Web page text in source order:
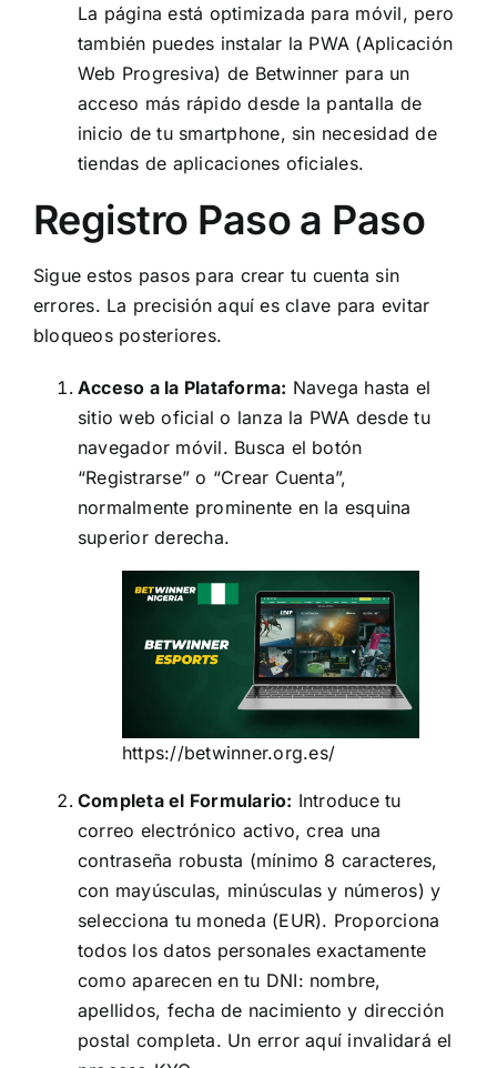
La página está optimizada para móvil, pero
también puedes instalar la PWA (Aplicación
Web Progresiva) de Betwinner para un
acceso más rápido desde la pantalla de
inicio de tu smartphone, sin necesidad de
tiendas de aplicaciones oficiales.
Registro Paso a Paso
Sigue estos pasos para crear tu cuenta sin
errores. La precisión aquí es clave para evitar
bloqueos posteriores.
Acceso a la Plataforma: Navega hasta el
sitio web oficial o lanza la PWA desde tu
navegador móvil. Busca el botón
“Registrarse” o “Crear Cuenta”,
normalmente prominente en la esquina
superior derecha.
https://betwinner.org.es/
Completa el Formulario: Introduce tu
correo electrónico activo, crea una
contraseña robusta (mínimo 8 caracteres,
con mayúsculas, minúsculas y números) y
selecciona tu moneda (EUR). Proporciona
todos los datos personales exactamente
como aparecen en tu DNI: nombre,
apellidos, fecha de nacimiento y dirección
postal completa. Un error aquí invalidará el